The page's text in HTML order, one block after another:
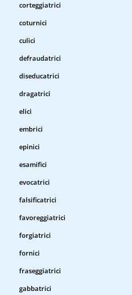
corteggiatrici
coturnici
culici
defraudatrici
diseducatrici
dragatrici
elici
embrici
epinici
esamifici
evocatrici
falsificatrici
favoreggiatrici
forgiatrici
fornici
fraseggiatrici
gabbatrici